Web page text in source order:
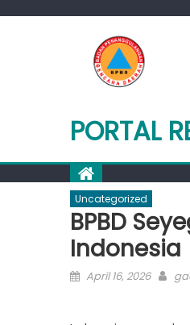
PORTAL
Uncategorized
BPBD
Indonesia
Posted
April 16, 2026